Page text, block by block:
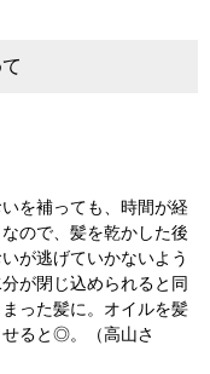
を補っても、時間が経
ので、髪を乾かした後
が逃げていかないよう
が閉じ込められると同
った髪に。オイルを髪
ると◎。（高山さ